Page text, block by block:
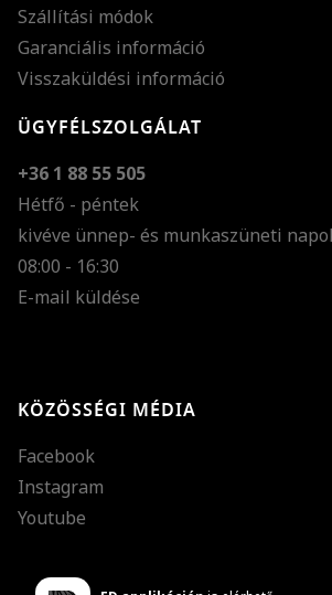
Szállítási módok
Garanciális információ
Visszaküldési információ
ÜGYFÉLSZOLGÁLAT
+36 1 88 55 505
Hétfő - péntek
kivéve ünnep- és munkaszüneti
08:00 - 16:30
E-mail küldése
KÖZÖSSÉGI MÉDIA
Facebook
Instagram
Youtube